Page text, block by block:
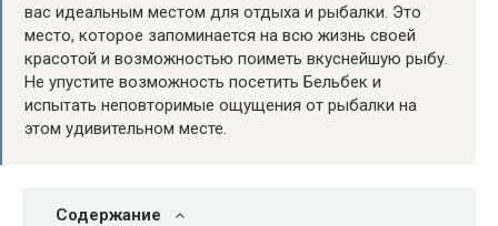
вас идеальным местом для отдыха и рыбалки. Это
место, которое запоминается на всю жизнь своей
красотой и возможностью поиметь вкуснейшую рыбу.
Не упустите возможность посетить Бельбек и
испытать неповторимые ощущения от рыбалки на
этом удивительном месте.
Содержание